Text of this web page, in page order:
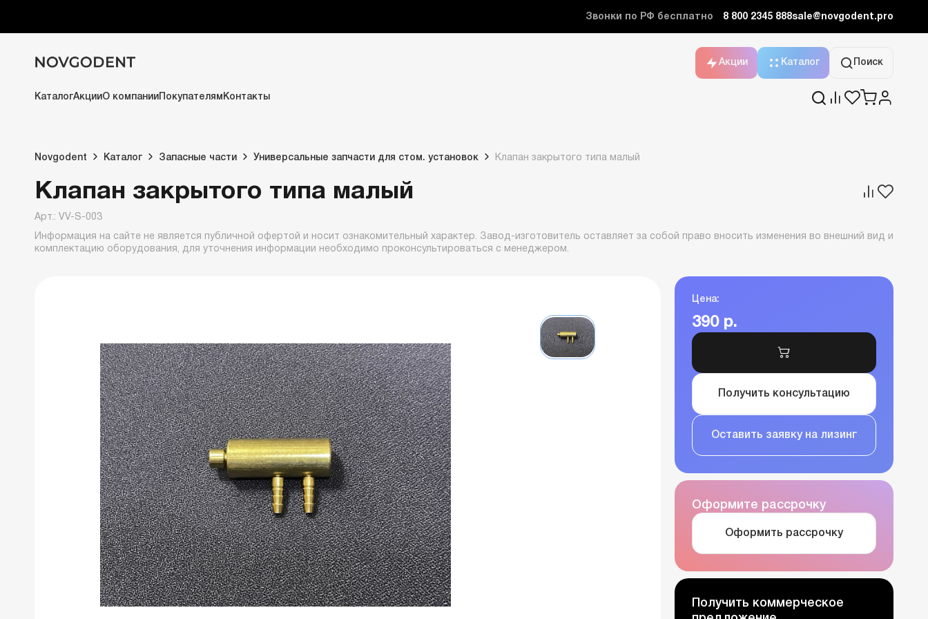
Звонки по РФ бесплатно 8 800 2345 888sale@novgodent.pro
Акции Каталог Поиск
КаталогАкцииО компании Покупателям Контакты
Novgodent Каталог Запасные части Универсальные запчасти для стом. установок Клапан закрытого типа малый
Клапан закрытого типа малый
Арт.: VV-S-003
Информация на сайте не является публичной офертой и носит ознакомительный характер. Завод-изготовитель оставляет за собой право вносить изменения во внешний вид и
комплектацию оборудования, для уточнения информации необходимо проконсультироваться с менеджером.
Цена:
390 р.
Получить консультацию
Оставить заявку на лизинг
Оформите рассрочку
Оформить рассрочку
Получить коммерческое